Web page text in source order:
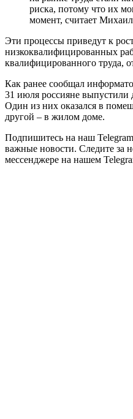
риска, потому что их
момент, считает
Эти процессы приведут к
низкоквалифицированных
квалифицированного труда,
Как ранее сообщал
31 июля россияне выпустили
Один из них оказался в
другой – в жилом доме.
Подпишитесь на наш
важные новости. Следите за
мессенджере на нашем